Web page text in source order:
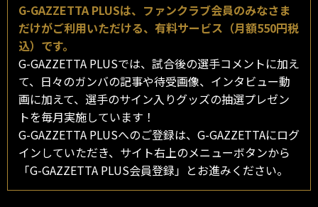
G-GAZZETTA PLUSは、ファンクラブ会員のみなさま
だけがご利用いただける、有料サービス（月額550円税
込）です。
G-GAZZETTA PLUSでは、試合後の選手コメントに加え
て、日々のガンバの記事や待受画像、インタビュー動
画に加えて、選手のサイン入りグッズの抽選プレゼン
トを毎月実施しています！
G-GAZZETTA PLUSへのご登録は、G-GAZZETTAにログ
インしていただき、サイト右上のメニューボタンから
「G-GAZZETTA PLUS会員登録」とお進みください。